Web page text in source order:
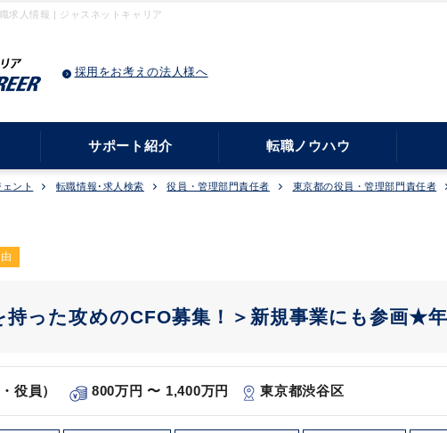
求人情報 | ジャスネットキャリア
採用をお考えの法人様へ
サポート紹介 転職ノウハウ
ント 転職情報･求人検索 役員・管理部門責任者 東京都の役員・管理部門責任者
持った攻めのCFO募集！＞新規事業にも参画★
役員） 800万円 〜 1,400万円 東京都渋谷区